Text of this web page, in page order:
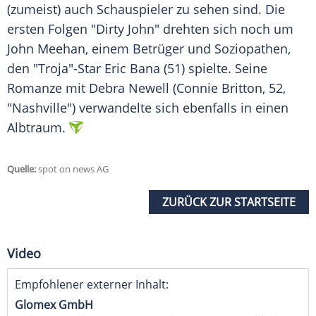
(zumeist) auch Schauspieler zu sehen sind. Die
ersten Folgen "Dirty John" drehten sich noch um
John Meehan, einem Betrüger und Soziopathen,
den "Troja"-Star Eric Bana (51) spielte. Seine
Romanze mit Debra Newell (Connie Britton, 52,
"Nashville") verwandelte sich ebenfalls in einen
Albtraum.
Quelle:spot on news AG
ZURÜCK ZUR STARTSEITE
Video
Empfohlener externer Inhalt:
Glomex GmbH